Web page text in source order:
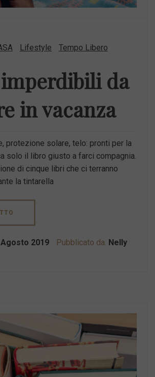
Lifestyle Tempo Libero
da
in vacanza
protezione solare, telo: pronti per la
solo il libro giusto a farci compagnia.
di cinque libri che ci terranno
la tintarella
2019 Pubblicato da: Nelly